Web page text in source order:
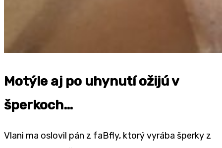
Motýle aj po uhynutí ožijú v
šperkoch…
Vlani ma oslovil pán z faBfly, ktorý vyrába šperky z